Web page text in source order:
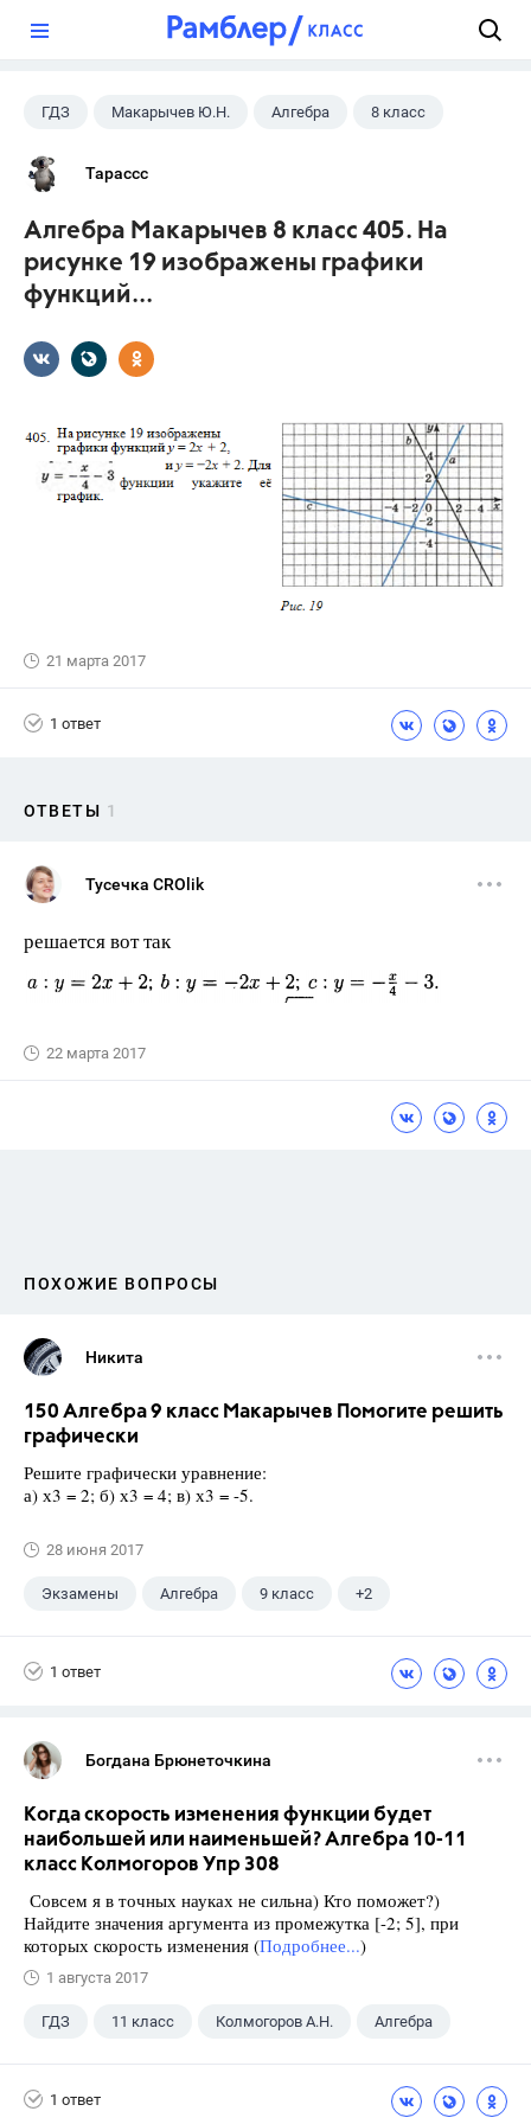
ГДЗ Макарычев Ю.Н. Алгебра 8 класс
Тарассс
Алгебра Макарычев 8 класс 405. На
рисунке 19 изображены графики
функций...
21 марта 2017
1 ответ
ОТВЕТЫ 1
Тусечка CROlik
решается вот так
22 марта 2017
ПОХОЖИЕ ВОПРОСЫ
Никита
150 Алгебра 9 класс Макарычев Помогите решить
графически
Решите графически уравнение:
а) х3 = 2; б) х3 = 4; в) х3 = -5.
28 июня 2017
Экзамены Алгебра 9 класс +2
1 ответ
Богдана Брюнеточкина
Когда скорость изменения функции будет
наибольшей или наименьшей? Алгебра 10-11
класс Колмогоров Упр 308
Совсем я в точных науках не сильна) Кто поможет?)
Найдите значения аргумента из промежутка [-2; 5], при
которых скорость изменения (Подробнее...)
1 августа 2017
ГДЗ 11 класс Колмогоров А.Н. Алгебра
1 ответ